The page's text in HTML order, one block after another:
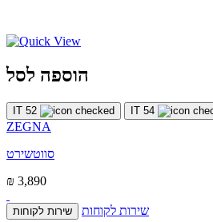
הוספה לסל
IT 52 IT 54
ZEGNA
סווטשירט
₪ 3,890
שירות לקוחות שירות לקוחות